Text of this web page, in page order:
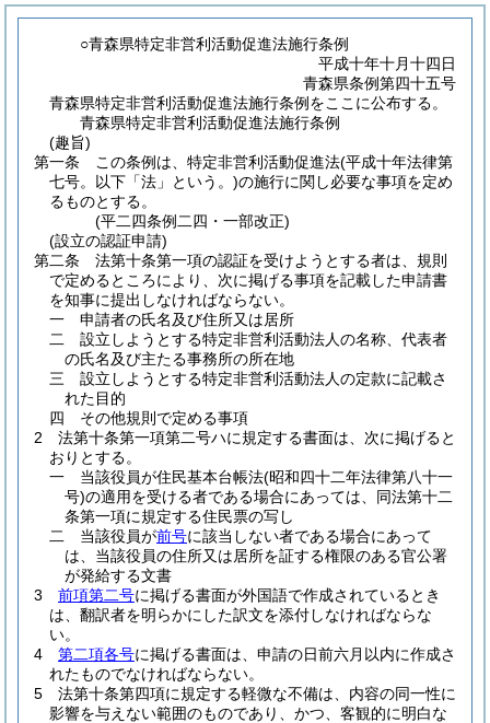
○青森県特定非営利活動促進法施行条例
平成十年十月十四日
青森県条例第四十五号
青森県特定非営利活動促進法施行条例をここに公布する。
青森県特定非営利活動促進法施行条例
(趣旨)
第一条
この条例は、特定非営利活動促進法(平成十年法律第
七号。以下「法」という。)の施行に関し必要な事項を定め
るものとする。
(平二四条例二四・一部改正)
(設立の認証申請)
第二条
法第十条第一項の認証を受けようとする者は、規則
で定めるところにより、次に掲げる事項を記載した申請書
を知事に提出しなければならない。
一
申請者の氏名及び住所又は居所
二
設立しようとする特定非営利活動法人の名称、代表者
の氏名及び主たる事務所の所在地
三
設立しようとする特定非営利活動法人の定款に記載さ
れた目的
四
その他規則で定める事項
2
法第十条第一項第二号ハに規定する書面は、次に掲げると
おりとする。
一
当該役員が住民基本台帳法(昭和四十二年法律第八十一
号)の適用を受ける者である場合にあっては、同法第十二
条第一項に規定する住民票の写し
二
当該役員が前号に該当しない者である場合にあって
は、当該役員の住所又は居所を証する権限のある官公署
が発給する文書
3
前項第二号に掲げる書面が外国語で作成されているとき
は、翻訳者を明らかにした訳文を添付しなければならな
い。
4
第二項各号に掲げる書面は、申請の日前六月以内に作成さ
れたものでなければならない。
5
法第十条第四項に規定する軽微な不備は、内容の同一性に
影響を与えない範囲のものであり、かつ、客観的に明白な